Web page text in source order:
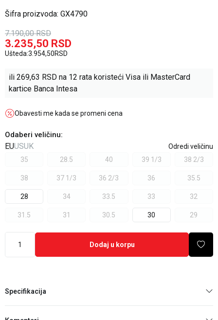
Šifra proizvoda: GX4790
7.190,00 RSD
3.235,50 RSD
Ušteda:3.954,50RSD
ili 269,63 RSD na 12 rata koristeći Visa ili MasterCard
kartice Banca Intesa
Obavesti me kada se promeni cena
Odaberi veličinu:
EUUSUK
Odredi veličinu
35
28.5 40 39 1/3 38 2/3
38 37 1/3 36 2/3 36 35.5
28 34 33.5 33 32
31.5 31 30.5 30 29
Dodaj u korpu
Specifikacija